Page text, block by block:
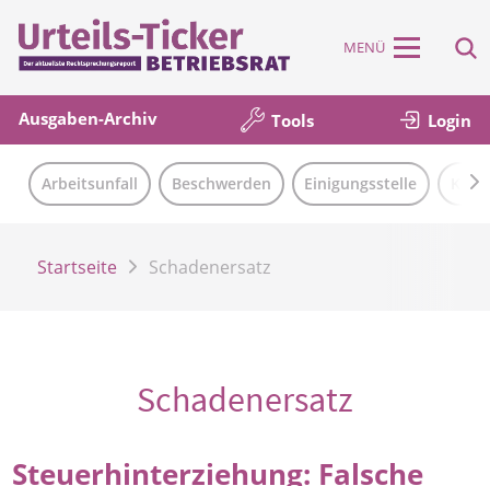
MENÜ
Ausgaben-Archiv Tools Login
Arbeitsunfall Beschwerden Einigungsstelle
Startseite Schadenersatz
Schadenersatz
Steuerhinterziehung: Falsche